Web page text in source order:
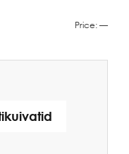
Min
Max
Price: —